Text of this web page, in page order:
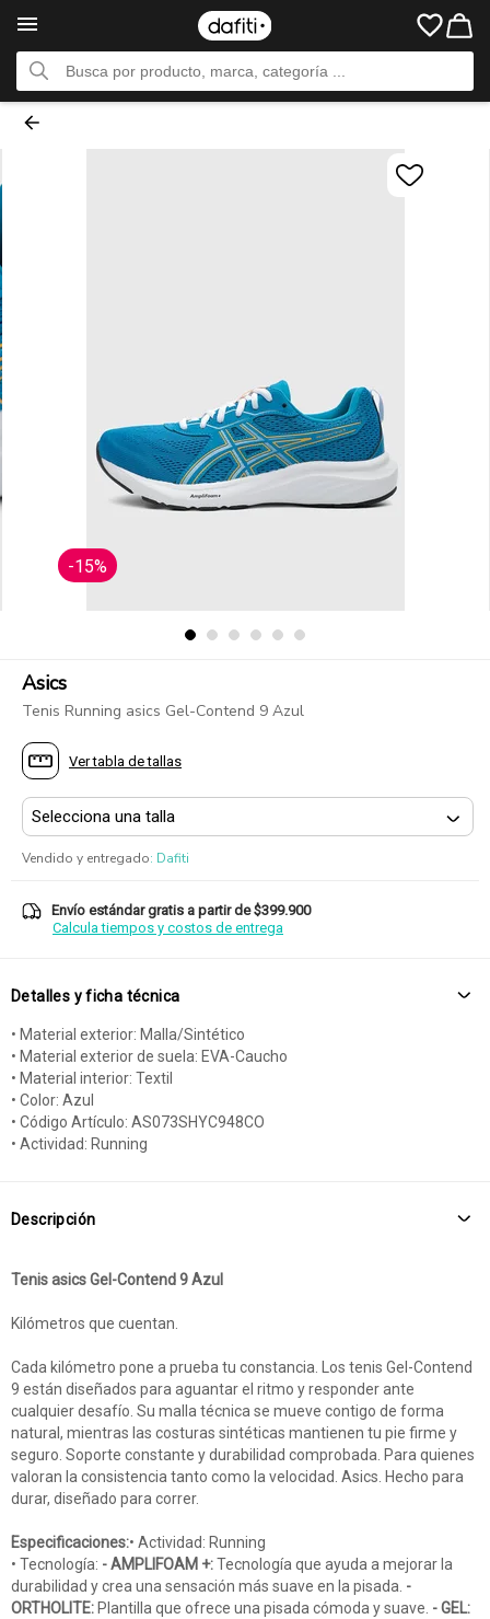
-15%
Asics
Tenis Running asics Gel-Contend 9 Azul
Ver tabla de tallas
Vendido y entregado: Dafiti
Envío estándar gratis a partir de $399.900
Calcula tiempos y costos de entrega
Detalles y ficha técnica
• Material exterior: Malla/Sintético
• Material exterior de suela: EVA-Caucho
• Material interior: Textil
• Color: Azul
• Código Artículo: AS073SHYC948CO
• Actividad: Running
Descripción
Tenis asics Gel-Contend 9 Azul
Kilómetros que cuentan.
Cada kilómetro pone a prueba tu constancia. Los tenis Gel-Contend
9 están diseñados para aguantar el ritmo y responder ante
cualquier desafío. Su malla técnica se mueve contigo de forma
natural, mientras las costuras sintéticas mantienen tu pie firme y
seguro. Soporte constante y durabilidad comprobada. Para quienes
valoran la consistencia tanto como la velocidad. Asics. Hecho para
durar, diseñado para correr.
Especificaciones:• Actividad: Running
• Tecnología: - AMPLIFOAM +:Tecnología que ayuda a mejorar la
durabilidad y crea una sensación más suave en la pisada. -
ORTHOLITE: Plantilla que ofrece una pisada cómoda y suave. - GEL: